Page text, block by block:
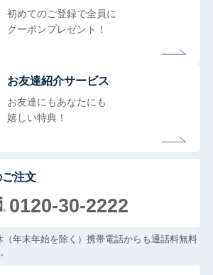
初めてのご登録で全員に
クーポンプレゼント！
お友達紹介サービス
お友達にもあなたにも
嬉しい特典！
注文
0120-30-2222
年末年始を除く）携帯電話からも通話料無料